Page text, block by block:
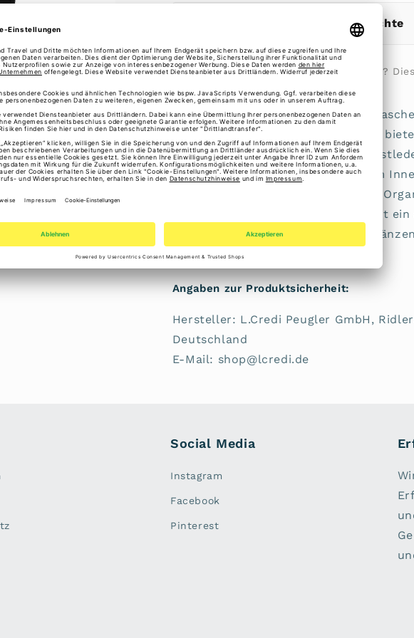
ℹ️ Gesetzliche Gewährleistungsrechte
Erstmal Freunde oder Familie fragen?
Einen chunky Look hat die
dem gewebten Logo-Zierriemen zu
glattem PETA-Approved Vegan
liegt unter der Klappe und stellt im
und zwei Steckfächer für optimale
Zusätzlich zum kurzen Henkel sorgt
variable Tragemöglichkeiten. Ein
stilvoll ab.
Angaben zur Produktsicherheit:
Hersteller: L.Credi Peugler GmbH,
Deutschland
E-Mail: shop@lcredi.de
Social Media
Instagram
Facebook
Pinterest